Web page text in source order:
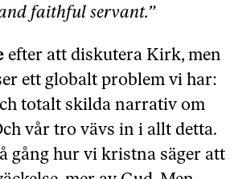
faithful servant.”
efter att diskutera Kirk, men
ett globalt problem vi har:
totalt skilda narrativ om
vår tro vävs in i allt detta.
gång hur vi kristna säger att